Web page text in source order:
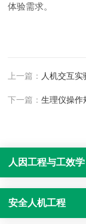
体验需求。
上一篇： 人机交互实
下一篇：生理仪操作规
人因工程与工效学
安全人机工程